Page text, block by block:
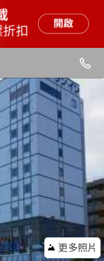
更多照片